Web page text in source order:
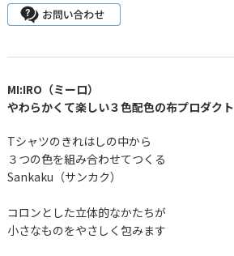
MI:IRO（ミーロ）
やわらかくて楽しい３色配色の布プロダクト
Tシャツのきれはしの中から
３つの色を組み合わせてつくる
Sankaku（サンカク）
コロンとした立体的なかたちが
小さなものをやさしく包みます